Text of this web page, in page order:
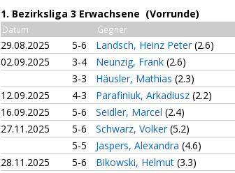
1. Bezirksliga 3 Erwachsene (Vorrunde)
Datum Gegner
29.08.2025 5-6 Landsch, Heinz Peter (2.6)
02.09.2025
3-4 Neunzig, Frank (2.6)
3-3
Häusler, Mathias (2.3)
12.09.2025
4-3 Parafiniuk, Arkadiusz (2.2)
16.09.2025
5-6 Seidler, Marcel (2.4)
27.11.2025
5-6 Schwarz, Volker (5.2)
5-5
Jaspers, Alexandra (4.6)
28.11.2025
5-6 Bikowski, Helmut (3.3)